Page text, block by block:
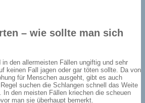
– wie sollte man sich
den allermeisten Fällen ungiftig und sehr
keinen Fall jagen oder gar töten sollte. Da von
für Menschen ausgeht, gibt es auch
suchen die Schlangen schnell das Weite
In den meisten Fällen kriechen die scheuen
man sie überhaupt bemerkt.